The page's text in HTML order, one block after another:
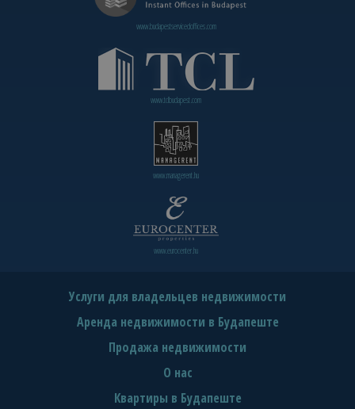
www.budapestservicedoffices.com
www.tclbudapest.com
www.managerent.hu
www.eurocenter.hu
Услуги для владельцев недвижимости
Аренда недвижимости в Будапеште
Продажа недвижимости
О нас
Квартиры в Будапеште